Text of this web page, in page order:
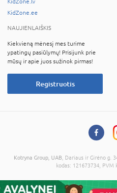
KidZone.ee
NAUJIENLAIŠKIS
Kiekvieną mėnesį mes turime
ypatingų pasiūlymų! Prisijunk prie
mūsų ir apie juos sužinok pirmas!
Registruotis
Kotryna Group, UAB , Dariaus ir Girėno g.
kodas: 121673734, PVM
© 2026 Visos teisės saugomos. Kopijuoti